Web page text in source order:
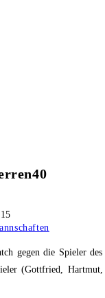
gegen die Spieler
(Gottfried,